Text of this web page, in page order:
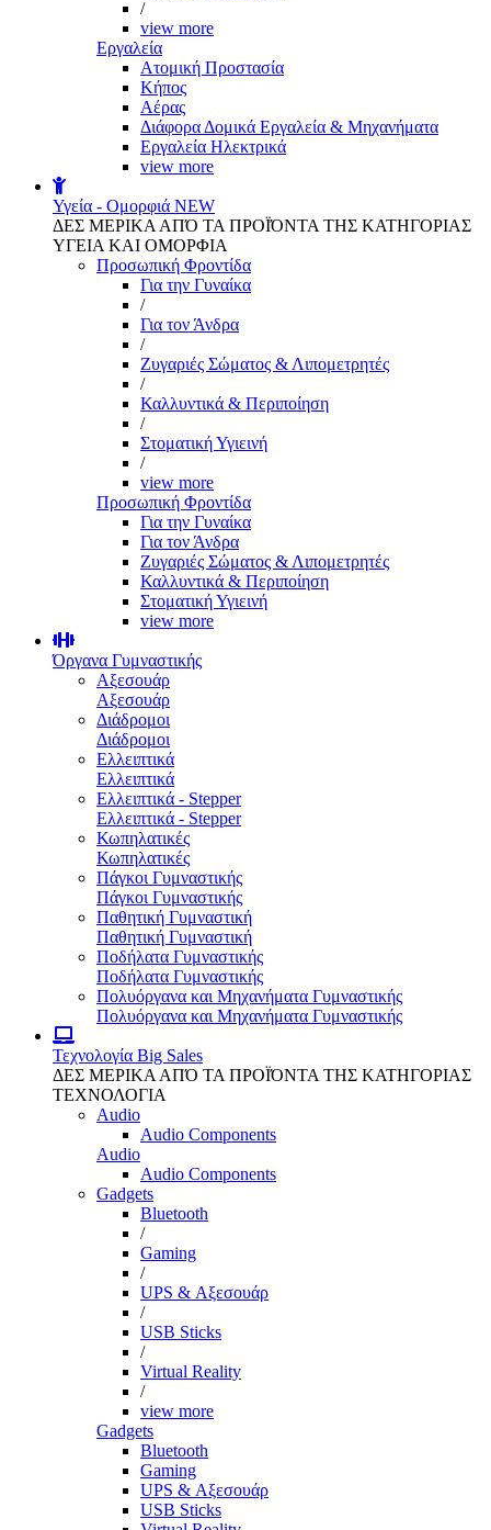
/
view more
Εργαλεία
Aτομική Προστασία
Kήπος
Αέρας
Διάφορα Δομικά Εργαλεία & Μηχανήματα
Εργαλεία Ηλεκτρικά
view more
Υγεία - Ομορφιά NEW
ΔΕΣ ΜΕΡΙΚΑ ΑΠΌ ΤΑ ΠΡΟΪΌΝΤΑ ΤΗΣ ΚΑΤΗΓΟΡΙΑΣ
ΥΓΕΙΑ ΚΑΙ ΟΜΟΡΦΙΑ
Προσωπική Φροντίδα
Για την Γυναίκα
/
Για τον Άνδρα
/
Ζυγαριές Σώματος & Λιπομετρητές
/
Καλλυντικά & Περιποίηση
/
Στοματική Υγιεινή
/
view more
Προσωπική Φροντίδα
Για την Γυναίκα
Για τον Άνδρα
Ζυγαριές Σώματος & Λιπομετρητές
Καλλυντικά & Περιποίηση
Στοματική Υγιεινή
view more
Όργανα Γυμναστικής
Αξεσουάρ
Αξεσουάρ
Διάδρομοι
Διάδρομοι
Ελλειπτικά
Ελλειπτικά
Ελλειπτικά - Stepper
Ελλειπτικά - Stepper
Κωπηλατικές
Κωπηλατικές
Πάγκοι Γυμναστικής
Πάγκοι Γυμναστικής
Παθητική Γυμναστική
Παθητική Γυμναστική
Ποδήλατα Γυμναστικής
Ποδήλατα Γυμναστικής
Πολυόργανα και Μηχανήματα Γυμναστικής
Πολυόργανα και Μηχανήματα Γυμναστικής
Τεχνολογία Big Sales
ΔΕΣ ΜΕΡΙΚΑ ΑΠΌ ΤΑ ΠΡΟΪΌΝΤΑ ΤΗΣ ΚΑΤΗΓΟΡΙΑΣ
ΤΕΧΝΟΛΟΓΙΑ
Audio
Audio Components
Audio
Audio Components
Gadgets
Bluetooth
/
Gaming
/
UPS & Αξεσουάρ
/
USB Sticks
/
Virtual Reality
/
view more
Gadgets
Bluetooth
Gaming
UPS & Αξεσουάρ
USB Sticks